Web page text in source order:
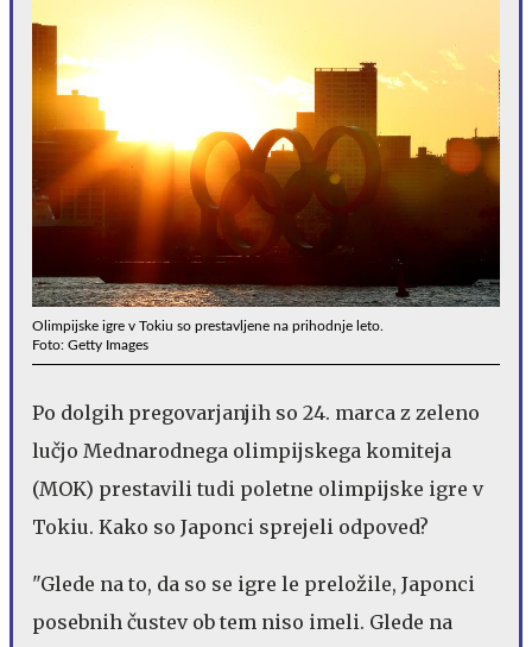
Olimpijske igre v Tokiu so prestavljene na prihodnje leto.
Foto: Getty Images
Po dolgih pregovarjanjih so 24. marca z zeleno
lučjo Mednarodnega olimpijskega komiteja
(MOK) prestavili tudi poletne olimpijske igre v
Tokiu. Kako so Japonci sprejeli odpoved?
"Glede na to, da so se igre le preložile, Japonci
posebnih čustev ob tem niso imeli. Glede na